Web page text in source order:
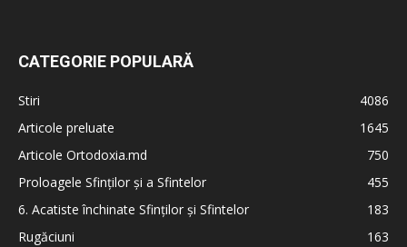
CATEGORIE POPULARĂ
Stiri
4086
Articole preluate
1645
Articole Ortodoxia.md
750
Proloagele Sfinților și a Sfintelor
455
6. Acatiste închinate Sfinților și Sfintelor
183
Rugăciuni
163